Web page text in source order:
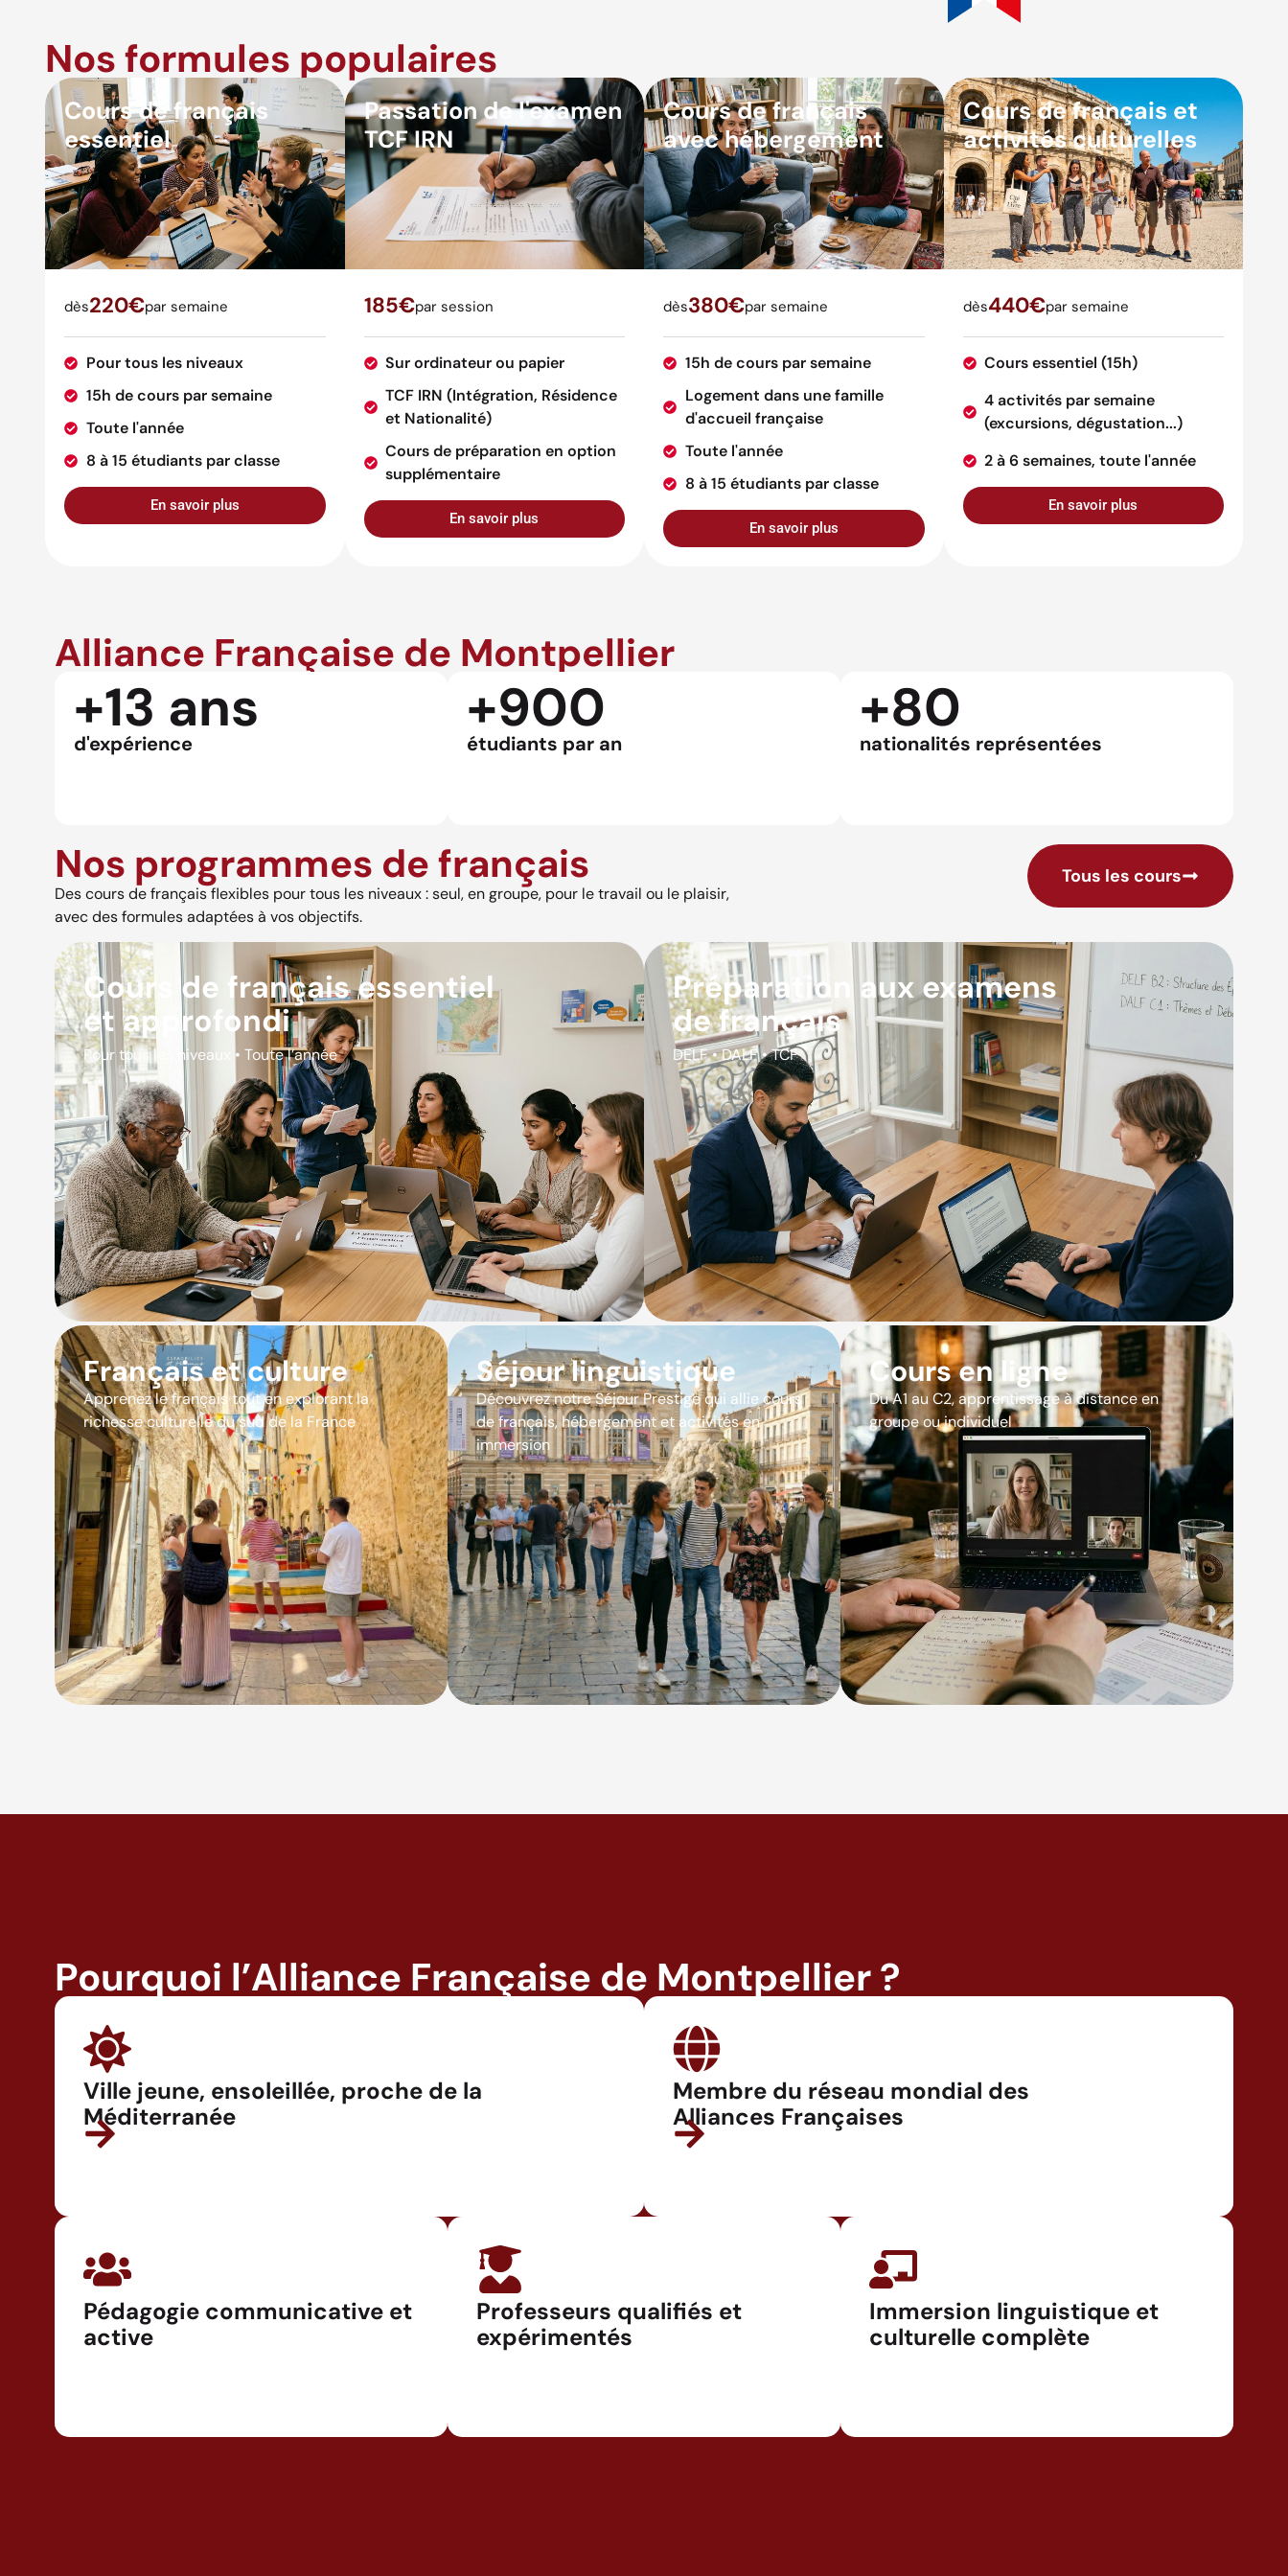
Nos formules populaires
Cours de français
essentiel
dès220€par semaine
Pour tous les niveaux
15h de cours par semaine
Toute l'année
8 à 15 étudiants par classe
En savoir plus
Passation de l'examen
TCF IRN
185€par session
Sur ordinateur ou papier
TCF IRN (Intégration, Résidence
et Nationalité)
Cours de préparation en option
supplémentaire
En savoir plus
Cours de français
avec hébergement
dès380€par semaine
15h de cours par semaine
Logement dans une famille
d'accueil française
Toute l'année
8 à 15 étudiants par classe
En savoir plus
Cours de français et
activités culturelles
dès440€par semaine
Cours essentiel (15h)
4 activités par semaine
(excursions, dégustation...)
2 à 6 semaines, toute l'année
En savoir plus
Alliance Française de Montpellier
+13 ans
d'expérience
+900
étudiants par an
+80
nationalités représentées
Nos programmes de français
Des cours de français flexibles pour tous les niveaux : seul, en groupe, pour le travail ou le plaisir,
avec des formules adaptées à vos objectifs.
Tous les cours
Cours de français essentiel
et approfondi
Pour tous les niveaux • Toute l’année
Préparation aux examens
de français
DELF • DALF • TCF
Français et culture
Apprenez le français tout en explorant la
richesse culturelle du sud de la France
Séjour linguistique
Découvrez notre Séjour Prestige qui allie cours
de français, hébergement et activités en
immersion
Cours en ligne
Du A1 au C2, apprentissage à distance en
groupe ou individuel
Pourquoi l’Alliance Française de Montpellier ?
Ville jeune, ensoleillée, proche de la
Méditerranée
Membre du réseau mondial des
Alliances Françaises
Pédagogie communicative et
active
Professeurs qualifiés et
expérimentés
Immersion linguistique et
culturelle complète